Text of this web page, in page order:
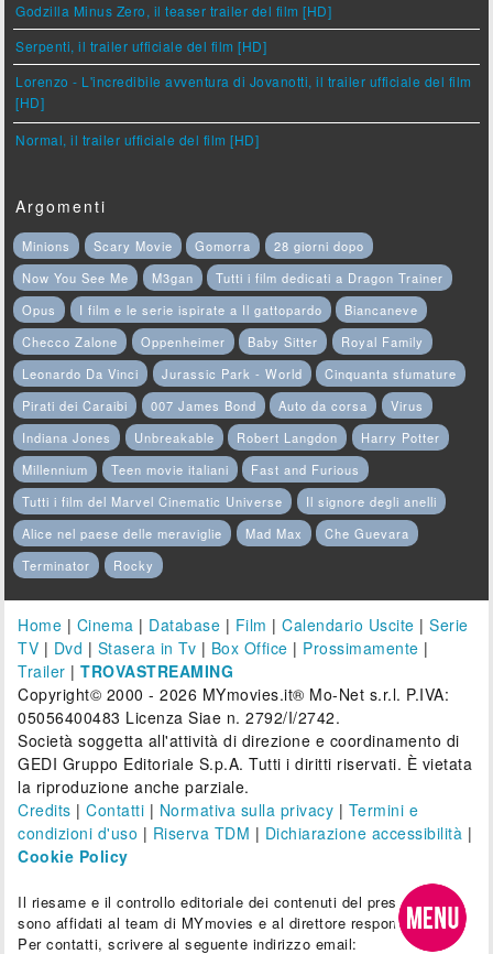
Godzilla Minus Zero, il teaser trailer del film [HD]
Serpenti, il trailer ufficiale del film [HD]
Lorenzo - L'incredibile avventura di Jovanotti, il trailer ufficiale del film
[HD]
Normal, il trailer ufficiale del film [HD]
Argomenti
Minions Scary Movie Gomorra
28 giorni dopo
Now You See Me
M3gan
Tutti i film dedicati a Dragon Trainer
Opus
I film e le serie ispirate a Il gattopardo
Biancaneve
Checco Zalone
Oppenheimer Baby Sitter
Royal Family
Leonardo Da Vinci
Jurassic Park - World
Cinquanta sfumature
Pirati dei Caraibi
007 James Bond Auto da corsa
Virus
Indiana Jones
Unbreakable Robert Langdon
Harry Potter
Millennium
Teen movie italiani
Fast and Furious
Tutti i film del Marvel Cinematic Universe
Il signore degli anelli
Alice nel paese delle meraviglie
Mad Max
Che Guevara
Terminator
Rocky
Home | Cinema | Database | Film |Calendario Uscite |Serie
TV | Dvd | Stasera in Tv | Box Office | Prossimamente |
Trailer |TROVASTREAMING
Copyright© 2000 - 2026 MYmovies.it® Mo-Net s.r.l. P.IVA:
05056400483 Licenza Siae n. 2792/I/2742.
Società soggetta all'attività di direzione e coordinamento di
GEDI Gruppo Editoriale S.p.A. Tutti i diritti riservati. È vietata
la riproduzione anche parziale.
Credits |Contatti | Normativa sulla privacy | Termini e
condizioni d'uso | Riserva TDM | Dichiarazione accessibilità |
Cookie Policy
Il riesame e il controllo editoriale dei contenuti del presente sito
sono affidati al team di MYmovies e al direttore responsabile.
Per contatti, scrivere al seguente indirizzo email: